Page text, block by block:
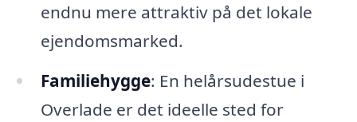
endnu mere attraktiv på det lokale
ejendomsmarked.
Familiehygge: En helårsudestue i
Overlade er det ideelle sted for